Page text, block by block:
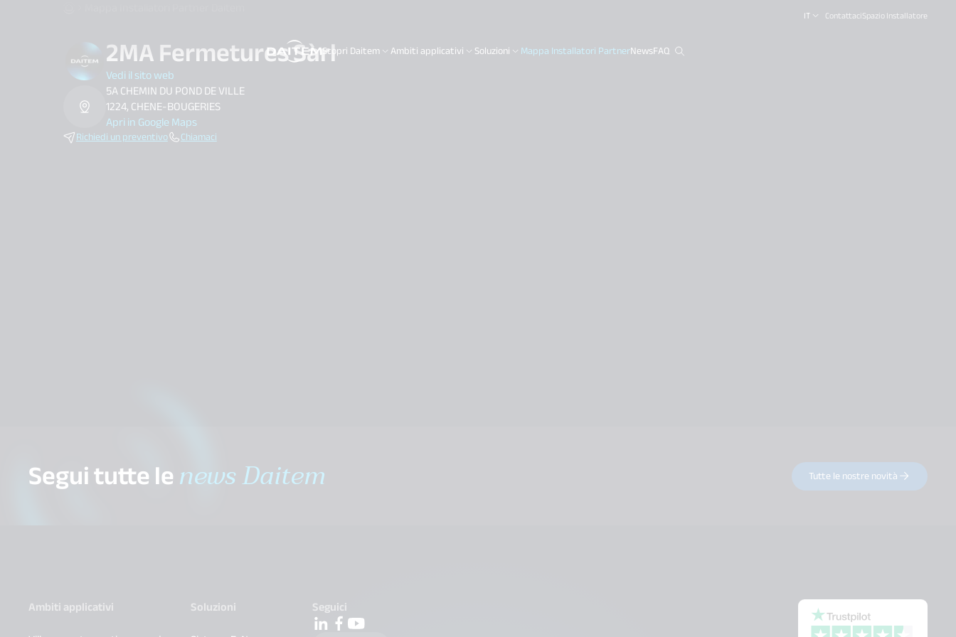
IT ContattaciSpazio Installatore
Scopri Daitem Ambiti applicativi Soluzioni Mappa Installatori PartnerNewsFAQ
search.label
2MA Fermetures Sàrl
Vedi il sito web
5A CHEMIN DU POND DE VILLE
1224, CHENE-BOUGERIES
Apri in Google Maps
Richiedi un preventivo Chiamaci
Segui tutte lenews Daitem Tutte le nostre novità
Ambiti applicativi
Soluzioni
Seguici